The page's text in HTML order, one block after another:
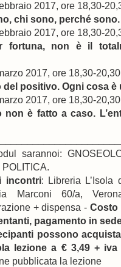
2017, ore 18,30-
chi sono, perché sono.
2017, ore 18,30-
fortuna, non è il
2017, ore 18,30-20,30
del positivo. Ogni cosa è
2017, ore 18,30-20,30
non è fatto a caso.
sarannoi:
POLITICA.
incontri: Libreria L’Isola
Marconi 60/a,
+ dispensa - Costo
pagamento in
possono
lezione a € 3,49 +
pubblicata la lezione